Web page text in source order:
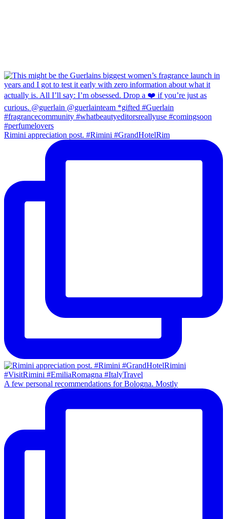
Rimini appreciation post. #Rimini #GrandHotelRim
A few personal recommendations for Bologna. Mostly